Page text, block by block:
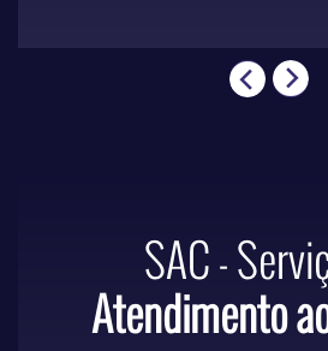
SAC -
Atendimento